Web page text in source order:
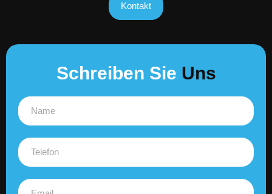
Kontakt
Schreiben Sie Uns